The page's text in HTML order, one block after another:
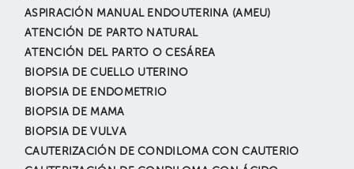
ASPIRACIÓN MANUAL ENDOUTERINA (AMEU)
ATENCIÓN DE PARTO NATURAL
ATENCIÓN DEL PARTO O CESÁREA
BIOPSIA DE CUELLO UTERINO
BIOPSIA DE ENDOMETRIO
BIOPSIA DE MAMA
BIOPSIA DE VULVA
CAUTERIZACIÓN DE CONDILOMA CON CAUTERIO